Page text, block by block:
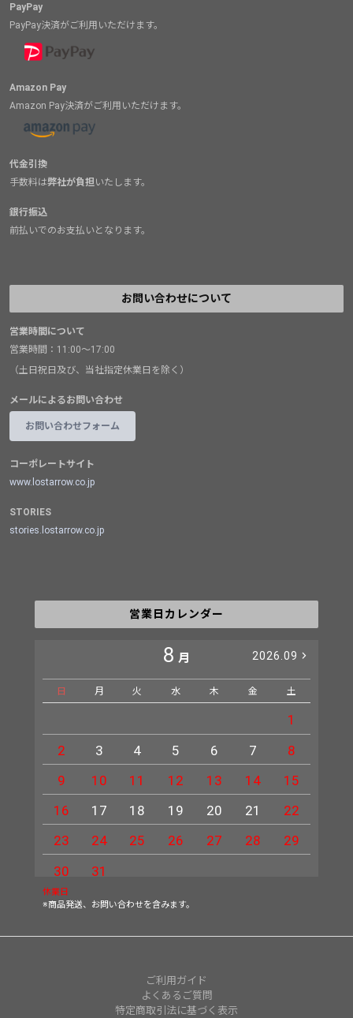
PayPay
PayPay決済がご利用いただけます。
Amazon Pay
Amazon Pay決済がご利用いただけます。
代金引換
手数料は弊社が負担いたします。
銀行振込
前払いでのお支払いとなります。
お問い合わせについて
営業時間について
営業時間：11:00～17:00
（土日祝日及び、当社指定休業日を除く）
メールによるお問い合わせ
お問い合わせフォーム
コーポレートサイト
www.lostarrow.co.jp
STORIES
stories.lostarrow.co.jp
営業日カレンダー
8 月 2026.09
日 月 火 水 木 金 土
1
2
3 4 5 6 7
8
9
10 11 12 13 14
15
16
17 18 19 20 21
22
23
24 25 26 27 28
29
30
31
休業日
※商品発送、お問い合わせを含みます。
ご利用ガイド
よくあるご質問
特定商取引法に基づく表示